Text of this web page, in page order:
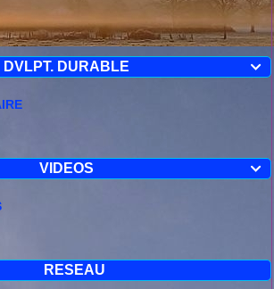

DVLPT. DURABLE

VIDEOS
RESEAU